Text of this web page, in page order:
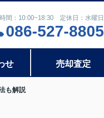
間：10:00~18:30 定休日：水曜日
086-527-8805
せ 売却査定
も解説